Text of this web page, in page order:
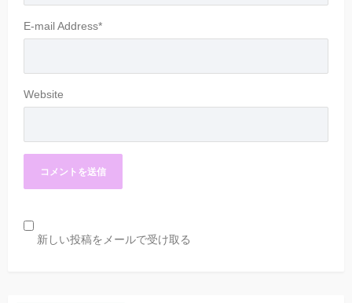
E-mail Address*
Website
新しい投稿をメールで受け取る